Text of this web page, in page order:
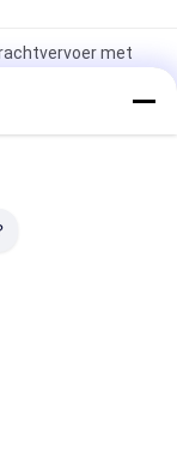
met
met
waterdicht